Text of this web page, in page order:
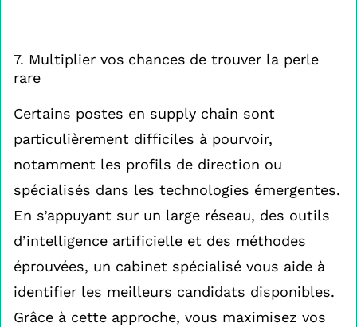
7. Multiplier vos chances de trouver la perle
rare
Certains postes en supply chain sont
particulièrement difficiles à pourvoir,
notamment les profils de direction ou
spécialisés dans les technologies émergentes.
En s’appuyant sur un large réseau, des outils
d’intelligence artificielle et des méthodes
éprouvées, un cabinet spécialisé vous aide à
identifier les meilleurs candidats disponibles.
Grâce à cette approche, vous maximisez vos